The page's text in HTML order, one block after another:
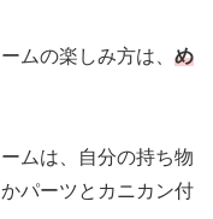
ムの楽しみ方は、 め
ムは、自分の持ち物
パーツとカニカン付